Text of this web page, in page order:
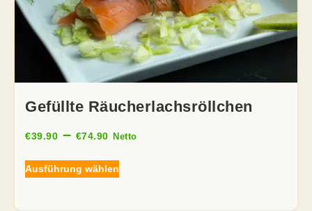
Gefüllte Räucherlachsröllchen
€39.90 – €74.90 Netto
Ausführung wählen